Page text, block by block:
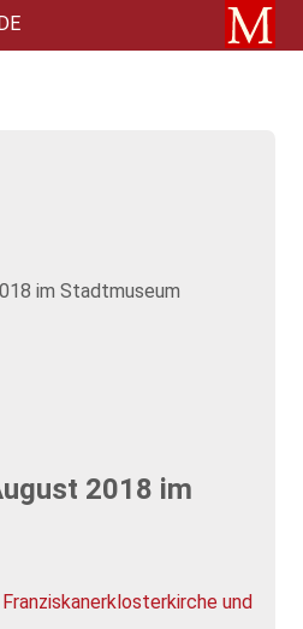
2018 im
und